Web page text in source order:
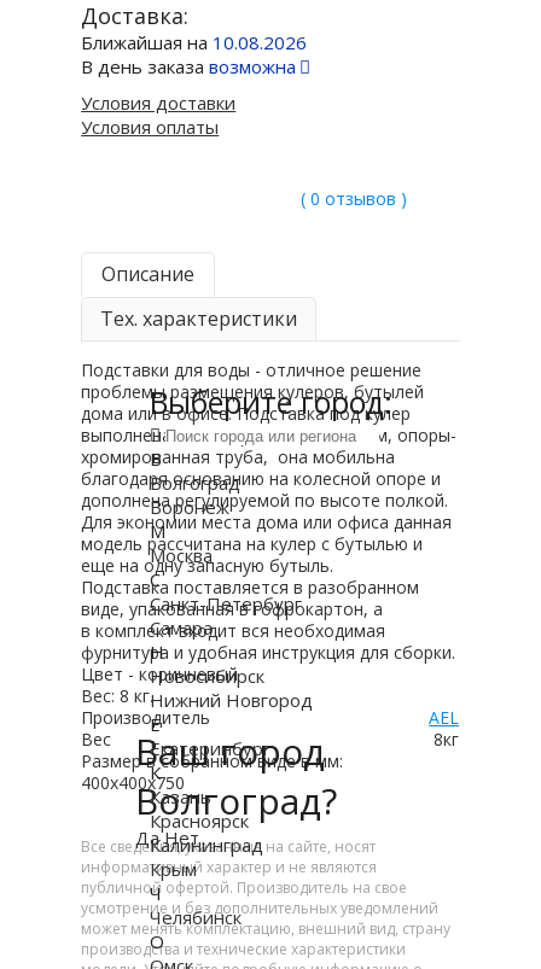
Доставка:
Ближайшая на 10.08.2026
В день заказавозможна
Условия доставки
Условия оплаты
( 0 отзывов )
Описание
Тех. характеристики
Подставки для воды - отличное решение
проблемы размещения кулеров, бутылей
дома или в офисе. Подставка под кулер
выполнена из материала МДФ 16 мм, опоры-
хромированная труба, она мобильна
благодаря основанию на колесной опоре и
дополнена регулируемой по высоте полкой.
Для экономии места дома или офиса данная
модель рассчитана на кулер с бутылью и
еще на одну запасную бутыль.
Подставка поставляется в разобранном
виде, упакованная в гофрокартон, а
в комплект входит вся необходимая
фурнитура и удобная инструкция для сборки.
Цвет - коричневый
Вес: 8 кг.
Производитель
AEL
Вес
8кг
Размер в собранном виде в мм:
400х400х750
Все сведения, указанные на сайте, носят
информативный характер и не являются
публичной офертой. Производитель на свое
усмотрение и без дополнительных уведомлений
может менять комплектацию, внешний вид, страну
производства и технические характеристики
Ваш город
Волгоград?
Да Нет
Выберите город:
В
Волгоград
Воронеж
М
Москва
С
Санкт-Петербург
Самара
Н
Новосибирск
Нижний Новгород
Е
Екатеринбург
К
Казань
Красноярск
Калининград
Крым
Ч
Челябинск
О